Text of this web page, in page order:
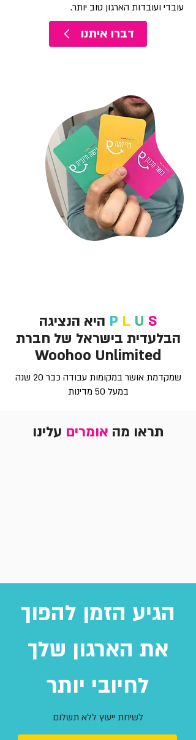
עובדי ועובדות הארגון טוב יותר.
דברו איתנו
P L U S
היא הנציגה
הבלעדית בישראל של חברת
Woohoo Unlimited
שמקדמת אושר במקומות עבודה כבר 20 שנה
במעל 50 מדינות
תראו מה אומרים עלינו
הגיע הזמן להפוך
את הארגון שלך
לחיובי יותר
לשיחת ייעוץ ללא תשלום